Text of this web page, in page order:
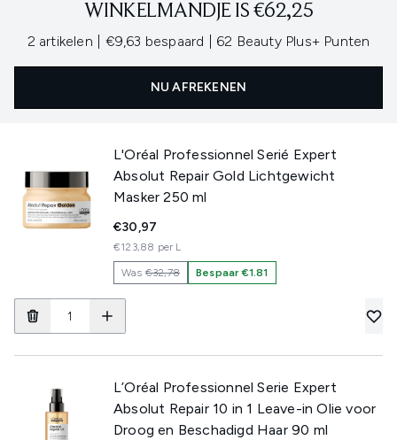
WINKELMANDJE IS €62,25
2 artikelen , €9,63 bespaard 62 Beauty Plus+ Punten
NU AFREKENEN
L'Oréal Professionnel Serié Expert
Absolut Repair Gold Lichtgewicht
Masker 250 ml
€30,97
€123,88 per L
Was€32,78 Bespaar €1.81
L’Oréal Professionnel Serie Expert
Absolut Repair 10 in 1 Leave-in Olie voor
Droog en Beschadigd Haar 90 ml